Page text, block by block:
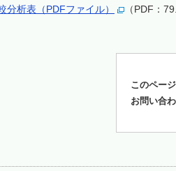
分析表（PDFファイル）
（PDF：
このペー
お問い合